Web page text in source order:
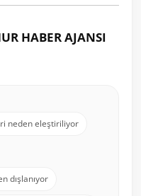
HABER AJANSI
neden eleştiriliyor
dışlanıyor